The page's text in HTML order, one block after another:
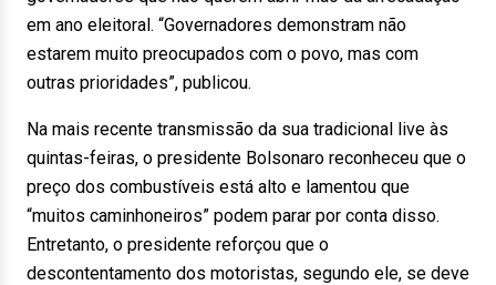
em ano eleitoral. “Governadores demonstram não
estarem muito preocupados com o povo, mas com
outras prioridades”, publicou.
Na mais recente transmissão da sua tradicional live às
quintas-feiras, o presidente Bolsonaro reconheceu que o
preço dos combustíveis está alto e lamentou que
“muitos caminhoneiros” podem parar por conta disso.
Entretanto, o presidente reforçou que o
descontentamento dos motoristas, segundo ele, se deve